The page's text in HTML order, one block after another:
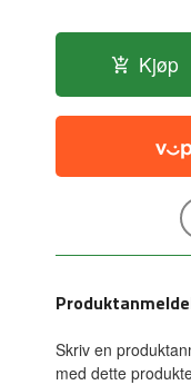
Kjøp
Skriv en
med dette